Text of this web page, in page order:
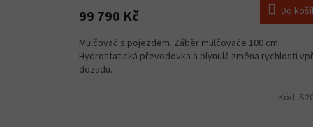
99 790 Kč Do
Mulčovač s pojezdem. Záběr mulčovače 100 cm.
Hydrostatická převodovka a plynulá změna rychlosti
dozadu.
Kód: